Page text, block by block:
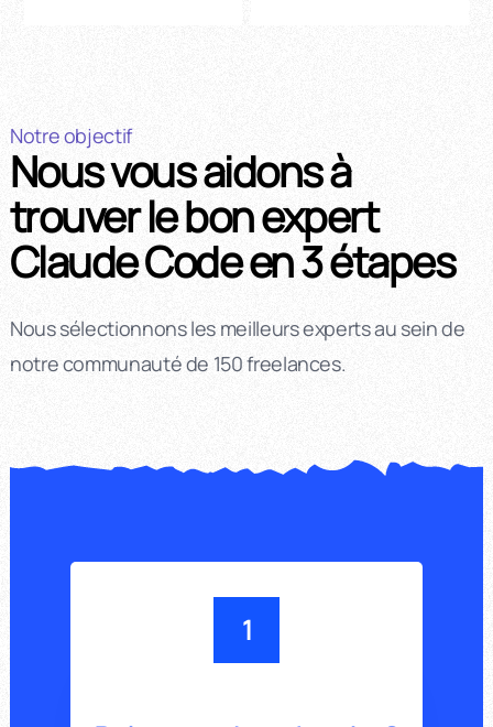
Notre objectif
Nous vous aidons à
trouver le bon expert
Claude Code en 3 étapes
Nous sélectionnons les meilleurs experts au sein de
notre communauté de 150 freelances.
1